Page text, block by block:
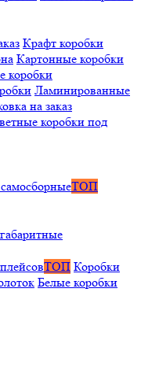
Крафт коробки
Картонные коробки
коробки
Ламинированные
на заказ
коробки под
ТОП
ТОП Коробки
Белые коробки